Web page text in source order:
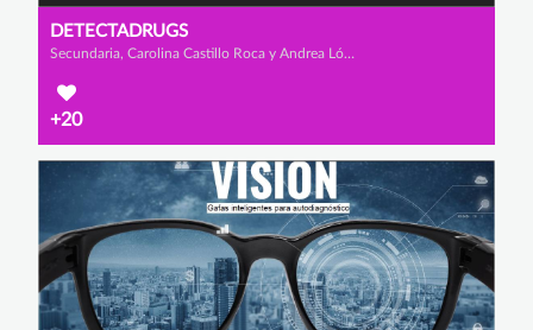
DETECTADRUGS
Secundaria, Carolina Castillo Roca y Andrea López Abellán
+20